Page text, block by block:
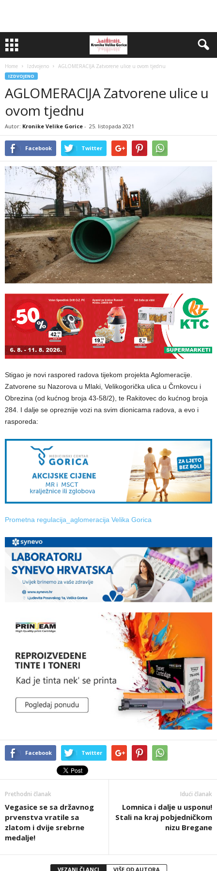
Home Izdvojeno AGLOMERACIJA Zatvorene ulice u ovom tjednu
IZDVOJENO
AGLOMERACIJA Zatvorene ulice u
ovom tjednu
Autor: Kronike Velike Gorice - 25. listopada 2021
Facebook Twitter
Stigao je novi raspored radova tijekom projekta Aglomeracije.
Zatvorene su Nazorova u Mlaki, Velikogorička ulica u Črnkovcu i
Obrezina (od kućnog broja 43-58/2), te Rakitovec do kućnog broja
284. I dalje se opreznije vozi na svim dionicama radova, a evo i
rasporeda:
Prometna regulacija_aglomeracija Velika Gorica
Facebook Twitter
Prethodni članak
Vegasice se sa državnog
prvenstva vratile sa
zlatom i dvije srebrne
medalje!
Idući članak
Lomnica i dalje u usponu!
Stali na kraj pobjedničkom
nizu Bregane
VEZANI ČLANCI VIŠE OD AUTORA